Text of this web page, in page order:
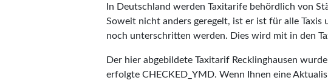
In Deutschland werden Taxitarife behördlich von
Soweit nicht anders geregelt, ist er ist für alle
noch unterschritten werden. Dies wird mit in den
Der hier abgebildete Taxitarif Recklinghausen wurde
erfolgte CHECKED_YMD. Wenn Ihnen eine